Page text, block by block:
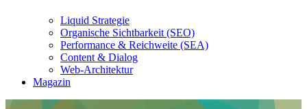
Liquid Strategie
Organische Sichtbarkeit (SEO)
Performance & Reichweite (SEA)
Content & Dialog
Web-Architektur
Magazin